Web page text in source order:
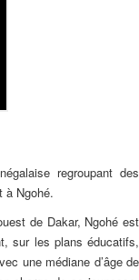
regroupant des
à Ngohé.
de Dakar, Ngohé est
sur les plans éducatifs,
une médiane d’âge de